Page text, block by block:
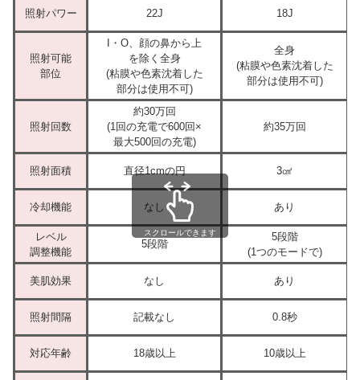
照射パワー 22J 18J
照射可能
部位
I・O、顔の鼻から上
を除く全身
(粘膜や色素沈着した
部分は使用不可)
全身
(粘膜や色素沈着した
部分は使用不可)
照射回数
約30万回
(1回の充電で600回×
最大500回の充電)
約35万回
照射面積 直径1cmの円 3㎠
冷却機能 なし あり
レベル
調整機能
5段階
5段階
(1つのモードで)
美肌効果 なし あり
照射間隔 記載なし 0.8秒
対応年齢 18歳以上 10歳以上
スクロールできます